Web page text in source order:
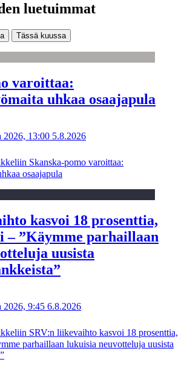
luetuimmat
Tässä kuussa
varoittaa:
uhkaa osaajapula
2026, 13:00 5.8.2026
Skanska-pomo varoittaa:
osaajapula
kasvoi 18 prosenttia,
– ”Käymme parhaillaan
uusista
2026, 9:45 6.8.2026
SRV:n liikevaihto kasvoi 18 prosenttia,
parhaillaan lukuisia neuvotteluja uusista